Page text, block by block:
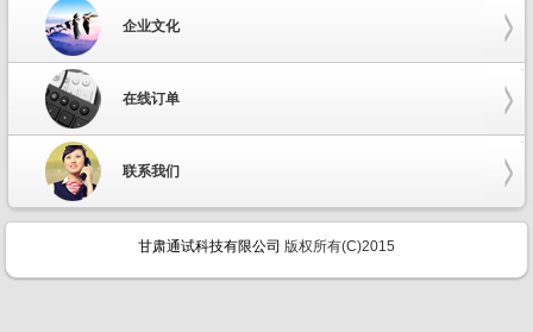
企业文化
在线订单
联系我们
甘肃通试科技有限公司 版权所有(C)2015